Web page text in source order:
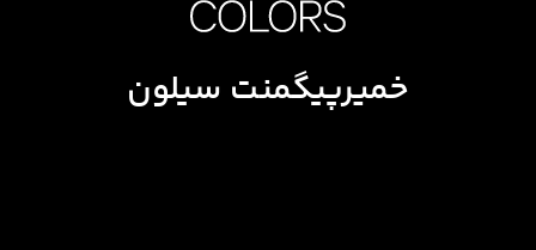
خمیرپیگمنت سیلون